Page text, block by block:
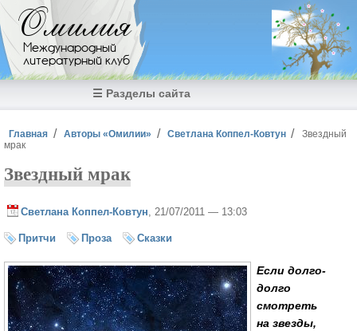
Перейти к основному содержанию
Омилия
Международный
литературный клуб
☰ Разделы сайта
Вы здесь
Главная Авторы «Омилии» Светлана Коппел-Ковтун
Звездный
мрак
Звездный мрак
Светлана Коппел-Ковтун , 21/07/2011 — 13:03
Притчи Проза Сказки
Если долго-
долго
смотреть
на звезды,